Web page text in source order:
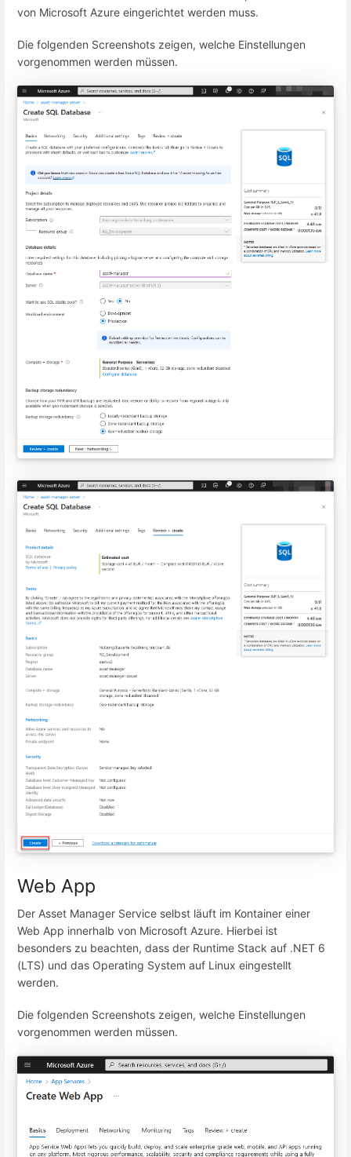
von Microsoft Azure eingerichtet werden muss.
Die folgenden Screenshots zeigen, welche Einstellungen
vorgenommen werden müssen.
Web App
Der Asset Manager Service selbst läuft im Kontainer einer
Web App innerhalb von Microsoft Azure. Hierbei ist
besonders zu beachten, dass der Runtime Stack auf .NET 6
(LTS) und das Operating System auf Linux eingestellt
werden.
Die folgenden Screenshots zeigen, welche Einstellungen
vorgenommen werden müssen.